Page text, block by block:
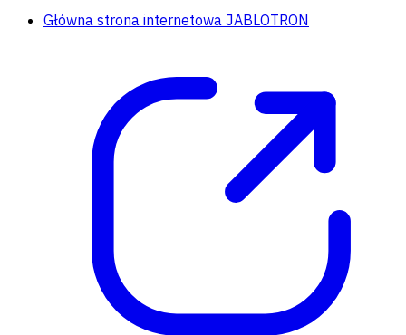
Główna strona internetowa JABLOTRON